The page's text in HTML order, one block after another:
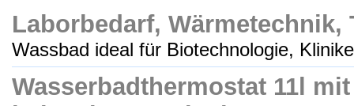
Laborbedarf, Wärmetechnik,
Wassbad ideal für Biotechnologie,
Wasserbadthermostat 11l